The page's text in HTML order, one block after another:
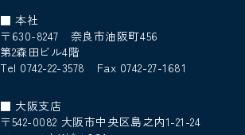
■ 本社
〒630-8247 奈良市油阪町456
第2森田ビル4階
Tel 0742-22-3578 Fax 0742-27-1681
■ 大阪支店
〒542-0082 大阪市中央区島之内1-21-24